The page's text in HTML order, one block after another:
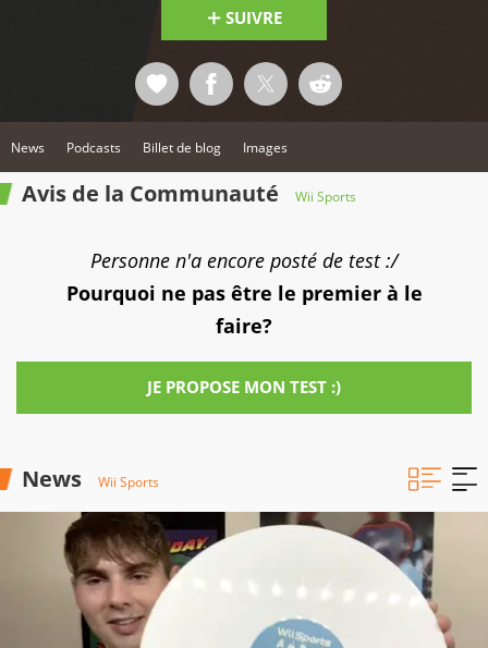
SUIVRE
News Podcasts Billet de blog Images
Avis de la Communauté Wii Sports
Personne n'a encore posté de test :/
Pourquoi ne pas être le premier à le
faire?
JE PROPOSE MON TEST :)
News Wii Sports